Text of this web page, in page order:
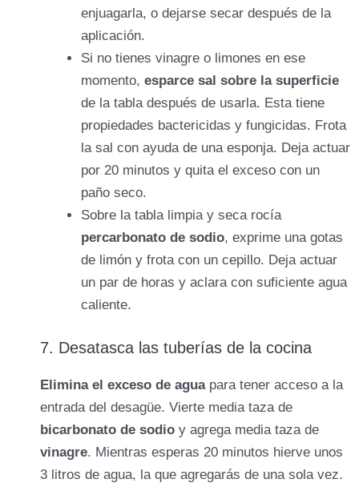
enjuagarla, o dejarse secar después de la
aplicación.
Si no tienes vinagre o limones en ese
momento, esparce sal sobre la superficie
de la tabla después de usarla. Esta tiene
propiedades bactericidas y fungicidas. Frota
la sal con ayuda de una esponja. Deja actuar
por 20 minutos y quita el exceso con un
paño seco.
Sobre la tabla limpia y seca rocía
percarbonato de sodio, exprime una gotas
de limón y frota con un cepillo. Deja actuar
un par de horas y aclara con suficiente agua
caliente.
7. Desatasca las tuberías de la cocina
Elimina el exceso de agua para tener acceso a la
entrada del desagüe. Vierte media taza de
bicarbonato de sodio y agrega media taza de
vinagre. Mientras esperas 20 minutos hierve unos
3 litros de agua, la que agregarás de una sola vez.